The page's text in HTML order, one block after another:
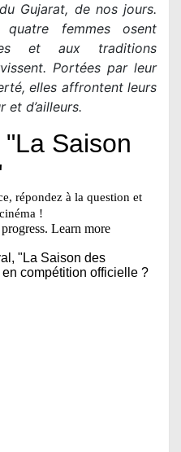
Gujarat, de nos jours.
femmes osent
et aux traditions
Portées par leur
elles affrontent leurs
et d’ailleurs.